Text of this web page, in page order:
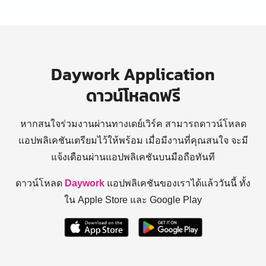
Daywork Application
ดาวน์โหลดฟรี
หากสนใจร่วมงานผ่านทางเดย์เวิร์ค สามารถดาวน์โหลด
แอปพลิเคชันเตรียมไว้ให้พร้อม เมื่อมีงานที่คุณสนใจ จะมี
แจ้งเตือนผ่านแอปพลิเคชันบนมือถือทันที
ดาวน์โหลด Daywork แอปพลิเคชันของเราได้แล้ววันนี้ ทั้ง
ใน Apple Store และ Google Play